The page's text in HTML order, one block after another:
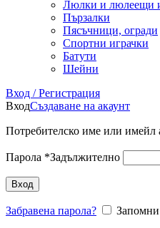
Люлки и люлеещи
Пързалки
Пясъчници, огради
Спортни играчки
Батути
Шейни
Вход / Регистрация
ВходСъздаване на акаунт
Потребителско име или имейл
Парола *Задължително
Вход
Забравена парола?